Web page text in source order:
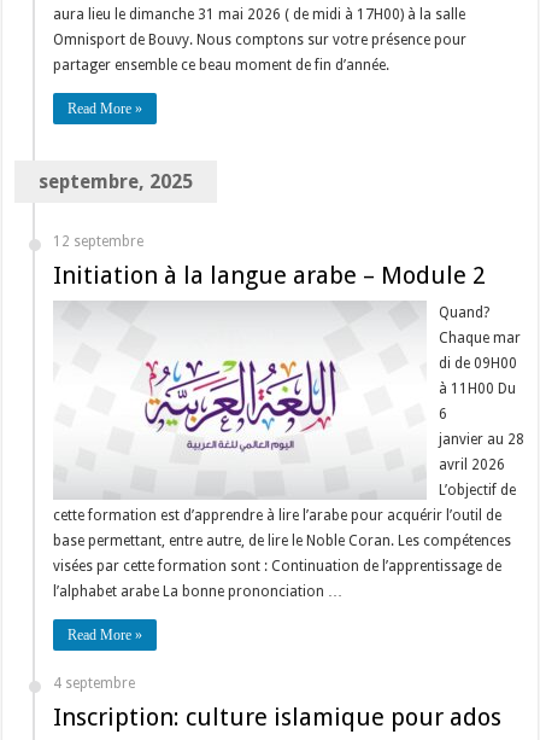
aura lieu le dimanche 31 mai 2026 ( de midi à 17H00) à la salle
Omnisport de Bouvy. Nous comptons sur votre présence pour
partager ensemble ce beau moment de fin d’année.
Read More »
septembre, 2025
12 septembre
Initiation à la langue arabe – Module 2
Quand?
Chaque mar
di de 09H00
à 11H00 Du
6
janvier au 28
avril 2026
L’objectif de
cette formation est d’apprendre à lire l’arabe pour acquérir l’outil de
base permettant, entre autre, de lire le Noble Coran. Les compétences
visées par cette formation sont : Continuation de l’apprentissage de
l’alphabet arabe La bonne prononciation …
Read More »
4 septembre
Inscription: culture islamique pour ados